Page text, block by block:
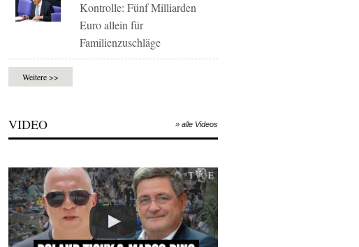
Kontrolle: Fünf Milliarden
Euro allein für
Familienzuschläge
Weitere >>
VIDEO » alle Videos